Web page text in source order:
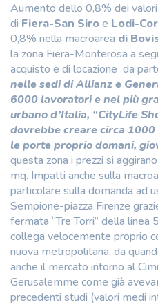
Aumento dello 0,8% dei
di Fiera-San Siroe Lodi-
0,8% nella macroarea di
la zona Fiera-Monterosa a
acquisto e di locazione da
nelle sedi di Allianz e
6000 lavoratori e nel più
urbano d’Italia, “CityLife
dovrebbe creare circa
le porte proprio domani,
questa zona i prezzi si
mq. Impatti anche sulla
particolare sulla domanda ad
Sempione-piazza Firenze
fermata “Tre Torri” della
collega velocemente proprio
nuova metropolitana, da
anche il mercato intorno al
Gerusalemme come già
precedenti studi (valori medi